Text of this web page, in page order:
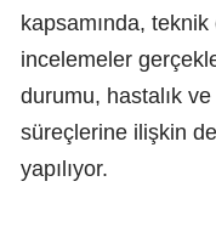
kapsamında,
incelemeler
durumu, hastalık
süreçlerine ilişkin
yapılıyor.